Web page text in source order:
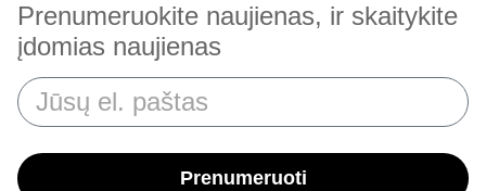
Prenumeruokite naujienas, ir skaitykite
įdomias naujienas
Prenumeruoti